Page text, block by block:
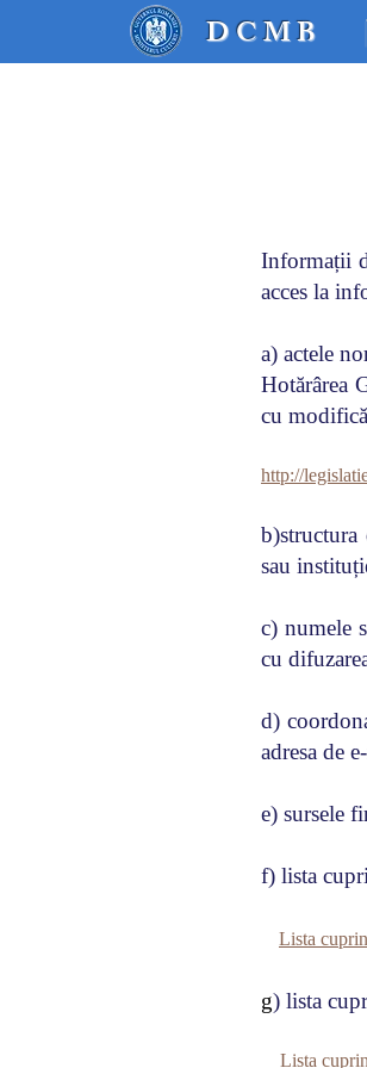
DCMB
Informații
acces la
a) actele
Hotărârea
cu
http://
sau
c) numele
cu
d)
adresa de
e) sursele
f) lista
Lista
g) lista
Lista